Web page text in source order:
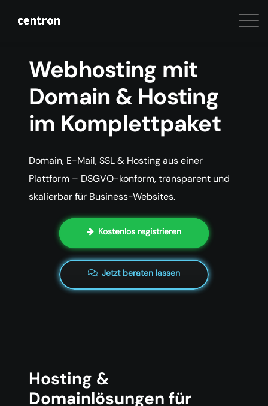
Webhosting mit
Domain & Hosting
im Komplettpaket
Domain, E-Mail, SSL & Hosting aus einer
Plattform – DSGVO-konform, transparent und
skalierbar für Business-Websites.
Kostenlos registrieren
Jetzt beraten lassen
Hosting &
Domainlösungen für